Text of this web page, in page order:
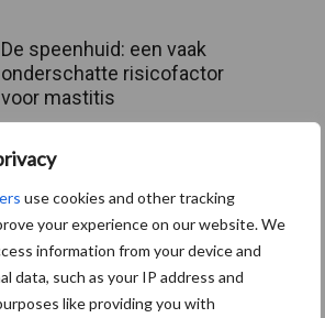
use cookies and other tracking
your experience on our website. We
information from your device and
data, such as your IP address and
like providing you with
De speenhuid: een vaak
onderschatte risicofactor
voor mastitis
ForFarmers ziet volume en
marktaandeel groeien in
krimpende Nederlandse
markt